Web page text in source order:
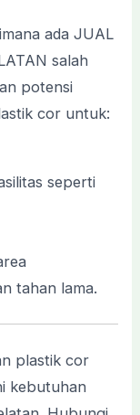
ada JUAL
salah
potensi
cor untuk:
seperti
tahan lama.
plastik cor
kebutuhan